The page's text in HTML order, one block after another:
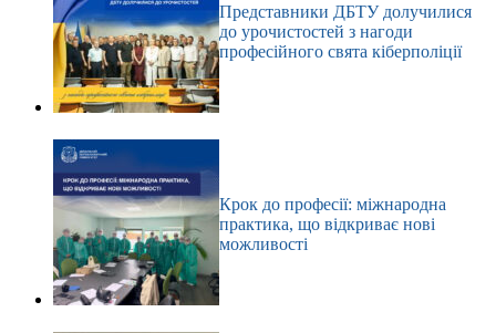
Представники ДБТУ долучилися
до урочистостей з нагоди
професійного свята кіберполіції
Крок до професії: міжнародна
практика, що відкриває нові
можливості